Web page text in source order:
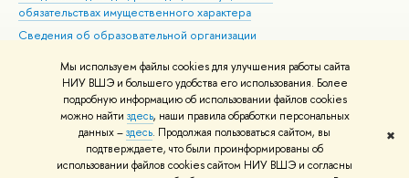
Мы используем файлы cookies для улучшения работы сайта
НИУ ВШЭ и большего удобства его использования. Более
подробную информацию об использовании файлов cookies
можно найти здесь, наши правила обработки персональных
данных –здесь. Продолжая пользоваться сайтом, вы
подтверждаете, что были проинформированы об
использовании файлов cookies сайтом НИУ ВШЭ и согласны
✖
обязательствах имущественного характера
Сведения об образовательной организации
Людям с ограниченными возможностями здоровья
Единая платежная страница
Работа в Вышке
© НИУ ВШЭ 1993–2026 Адреса и контакты Условия использования